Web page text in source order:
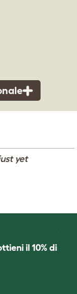
yet
il 10% di